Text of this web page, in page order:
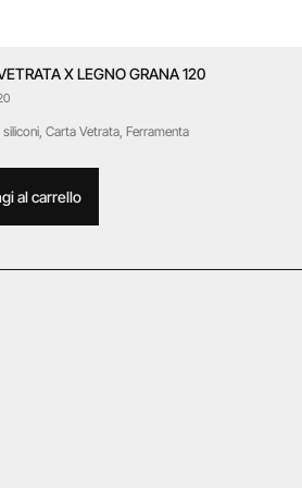
X LEGNO GRANA 120
, Carta Vetrata, Ferramenta
al carrello